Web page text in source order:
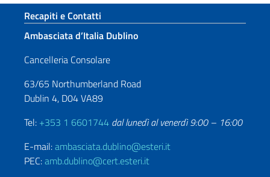
Sezione footer
Recapiti e Contatti
Ambasciata d’Italia Dublino
Cancelleria Consolare
63/65 Northumberland Road
Dublin 4, D04 VA89
Tel: +353 1 6601744 dal lunedì al venerdì 9:00 – 16:00
E-mail:ambasciata.dublino@esteri.it
PEC:amb.dublino@cert.esteri.it